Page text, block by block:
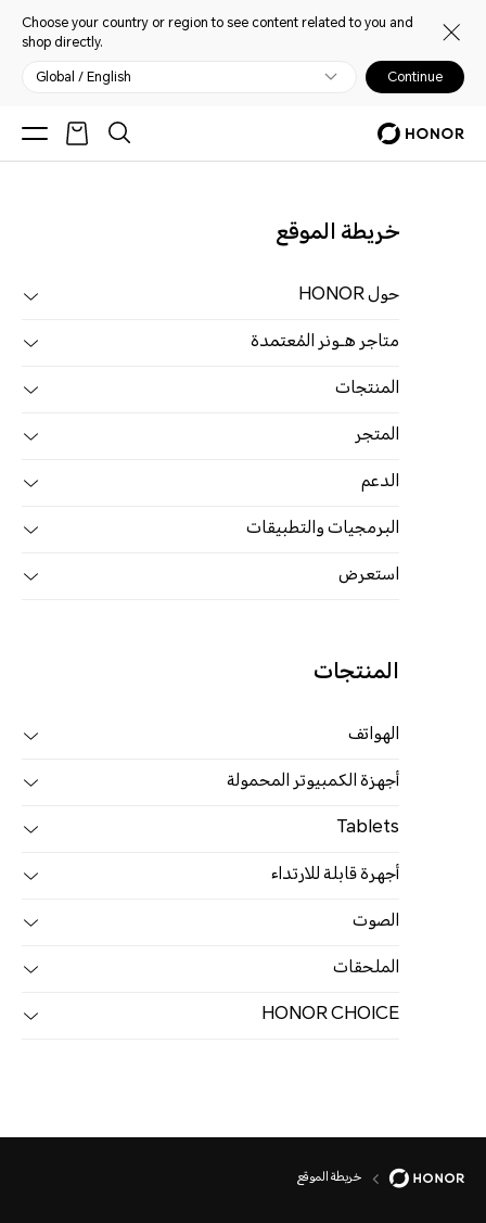
Choose your country or region to see content related to you and
shop directly.
Global / English Continue
خريطة الموقع
حول HONOR
متاجر هـونر المُعتمدة
المنتجات
المتجر
الدعم
البرمجيات والتطبيقات
استعرض
المنتجات
الهواتف
أجهزة الكمبيوتر المحمولة
Tablets
أجهرة قابلة للارتداء
الصوت
الملحقات
HONOR CHOICE
خريطة الموقع